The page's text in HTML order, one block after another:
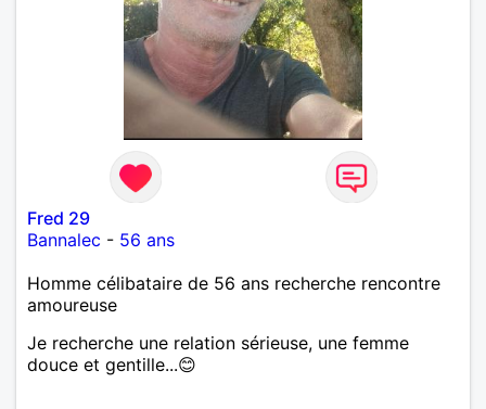
Fred 29
Bannalec - 56 ans
Homme célibataire de 56 ans recherche rencontre
amoureuse
Je recherche une relation sérieuse, une femme
douce et gentille...😊